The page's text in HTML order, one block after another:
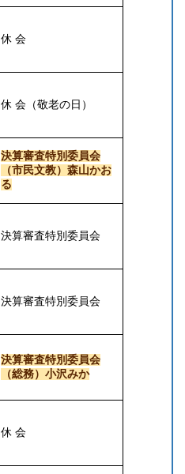
休 会
休 会（敬老の日）
決算審査特別委員会
（市民文教）森山かお
る
決算審査特別委員会
決算審査特別委員会
決算審査特別委員会
（総務）小沢みか
休 会